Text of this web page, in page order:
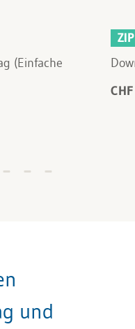
(Einfache
ZIP
und